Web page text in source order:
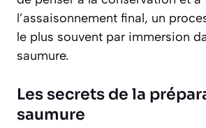
l’assaisonnement final, un
le plus souvent par immersion
saumure.
Les secrets de la
saumure